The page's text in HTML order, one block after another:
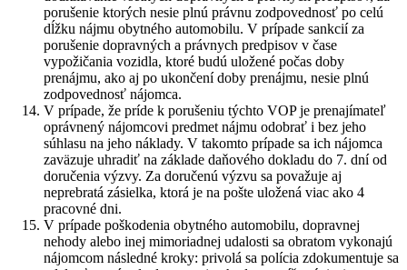
porušenie ktorých nesie plnú právnu zodpovednosť po celú
dĺžku nájmu obytného automobilu. V prípade sankcií za
porušenie dopravných a právnych predpisov v čase
vypožičania vozidla, ktoré budú uložené počas doby
prenájmu, ako aj po ukončení doby prenájmu, nesie plnú
zodpovednosť nájomca.
V prípade, že príde k porušeniu týchto VOP je prenajímateľ
oprávnený nájomcovi predmet nájmu odobrať i bez jeho
súhlasu na jeho náklady. V takomto prípade sa ich nájomca
zaväzuje uhradiť na základe daňového dokladu do 7. dní od
doručenia výzvy. Za doručenú výzvu sa považuje aj
neprebratá zásielka, ktorá je na pošte uložená viac ako 4
pracovné dni.
V prípade poškodenia obytného automobilu, dopravnej
nehody alebo inej mimoriadnej udalosti sa obratom vykonajú
nájomcom následné kroky: privolá sa polícia zdokumentuje sa